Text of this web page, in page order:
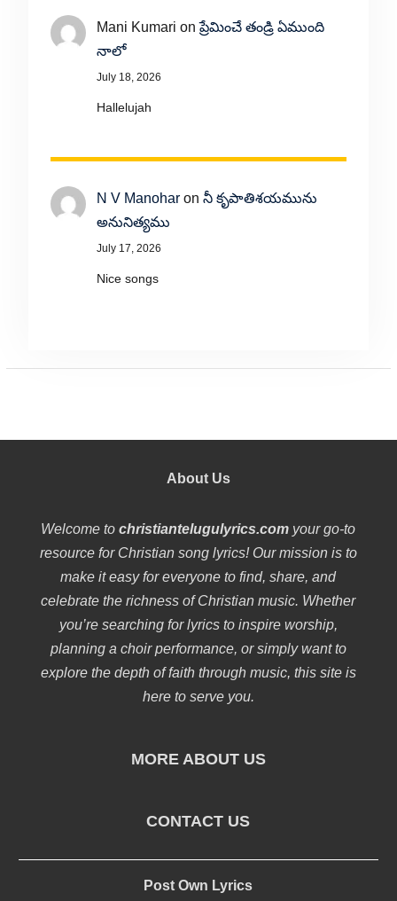
Mani Kumari onప్రేమించే తండ్రి ఏముంది
నాలో
July 18, 2026
Hallelujah
N V Manoharon నీ కృపాతిశయమును
అనునిత్యము
July 17, 2026
Nice songs
About Us
Welcome tochristiantelugulyrics.com your go-to
resource for Christian song lyrics! Our mission is to
make it easy for everyone to find, share, and
celebrate the richness of Christian music. Whether
you’re searching for lyrics to inspire worship,
planning a choir performance, or simply want to
explore the depth of faith through music, this site is
here to serve you.
MORE ABOUT US
CONTACT US
Post Own Lyrics